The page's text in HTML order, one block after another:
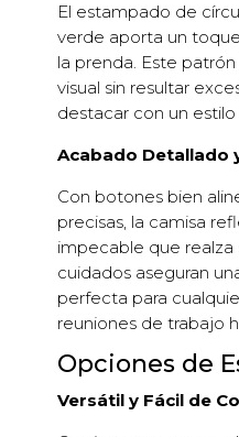
El estampado de
verde aporta un
la prenda. Este
visual sin resultar
destacar con un
Acabado Detallado
Con botones bien
precisas, la camisa
impecable que realza
cuidados aseguran
perfecta para
reuniones de trabajo
Opciones de
Versátil y Fácil de